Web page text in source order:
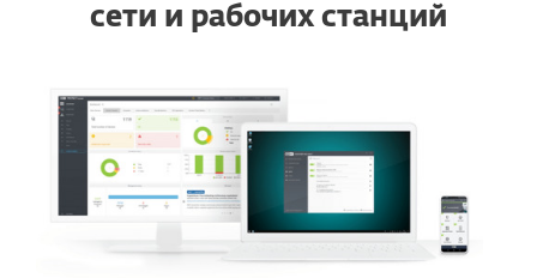
сети и рабочих станций